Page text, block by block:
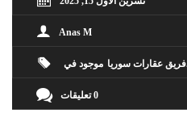
Anas M
موجود في ٍفريق عقارات سوريا
0 تعليقات